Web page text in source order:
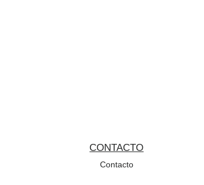
CONTACTO
Contacto